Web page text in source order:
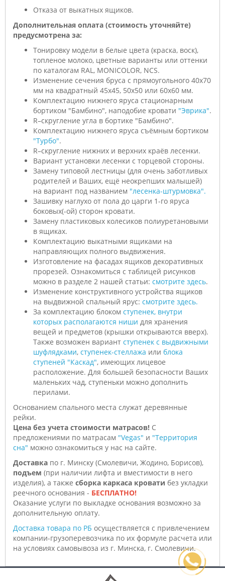
Отказа от выкатных ящиков.
Дополнительная оплата (стоимость уточняйте)
предусмотрена за:
Тонировку модели в белые цвета (краска, воск),
топленое молоко, цветные варианты или оттенки
по каталогам RAL, MONICOLOR, NCS.
Изменение сечения бруса с прямоугольного 40х70
мм на квадратный 45х45, 50х50 или 60х60 мм.
Комплектацию нижнего яруса стационарным
бортиком "Бамбино", наподобие кровати "Эврика".
R–скругление угла в бортике "Бамбино".
Комплектацию нижнего яруса съёмным бортиком
"Турбо".
R–скругление нижних и верхних краёв лесенки.
Вариант установки лесенки с торцевой стороны.
Замену типовой лестницы (для очень заботливых
родителей и Ваших, ещё неокрепших малышей)
на вариант под названием "лесенка-штурмовка".
Зашивку наглухо от пола до царги 1-го яруса
боковых(-ой) сторон кровати.
Замену пластиковых колесиков полиуретановыми
в ящиках.
Комплектацию выкатными ящиками на
направляющих полного выдвижения.
Изготовление на фасадах ящиков декоративных
прорезей. Ознакомиться с таблицей рисунков
можно в разделе 2 нашей статьи: смотрите здесь.
Изменение конструктивного устройства ящиков
на выдвижной спальный ярус: смотрите здесь.
За комплектацию блоком ступенек, внутри
которых располагаются ниши для хранения
вещей и предметов (крышки открываются вверх).
Также возможен вариант ступенек с выдвижными
шуфлядками, ступенек-стеллажа или блока
ступеней "Каскад", имеющих лицевое
расположение. Для большей безопасности Ваших
маленьких чад, ступеньки можно дополнить
перилами.
Основанием спального места служат деревянные
рейки.
Цена без учета стоимости матрасов! С
предложениями по матрасам "Vegas" и "Территория
сна" можно ознакомиться у нас на сайте.
Доставка по г. Минску (Смолевичи, Жодино, Борисов),
подъем (при наличии лифта и вместимости в него
изделия), а также сборка каркаса кровати без укладки
реечного основания - БЕСПЛАТНО!
Оказание услуги по выкладке основания возможно за
дополнительную оплату.
Доставка товара по РБ осуществляется с привлечением
компании-грузоперевозчика по их формуле расчета или
на условиях самовывоза из г. Минска, г. Смолевичи.